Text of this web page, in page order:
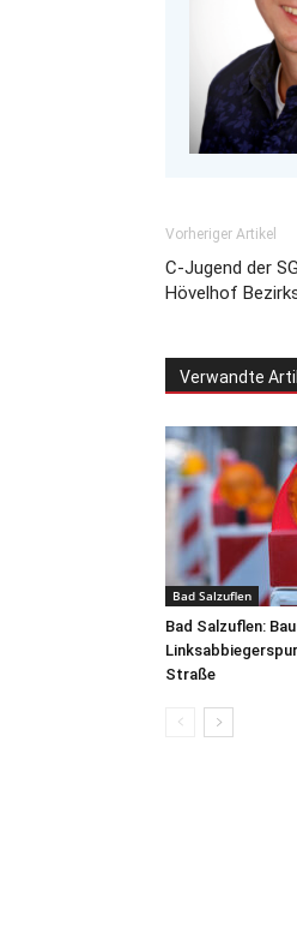
Vorheriger Artikel
C-Jugend der
Hövelhof
Verwandte
Bad Salzuflen
Bad Salzuflen:
Straße